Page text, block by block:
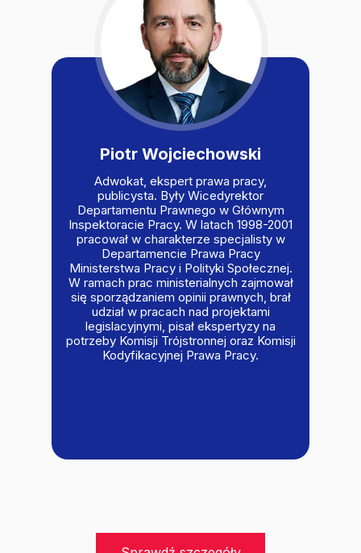
Piotr Wojciechowski
Adwokat, ekspert prawa pracy,
publicysta. Były Wicedyrektor
Departamentu Prawnego w Głównym
Inspektoracie Pracy. W latach 1998-2001
pracował w charakterze specjalisty w
Departamencie Prawa Pracy
Ministerstwa Pracy i Polityki Społecznej.
W ramach prac ministerialnych zajmował
się sporządzaniem opinii prawnych, brał
udział w pracach nad projektami
legislacyjnymi, pisał ekspertyzy na
potrzeby Komisji Trójstronnej oraz Komisji
Kodyfikacyjnej Prawa Pracy.